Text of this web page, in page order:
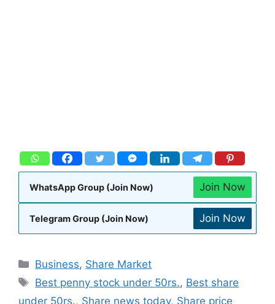
WhatsApp Group (Join Now) Join Now
Telegram Group (Join Now) Join Now
Business, Share Market
Best penny stock under 50rs., Best share
under 50rs., Share news today, Share price